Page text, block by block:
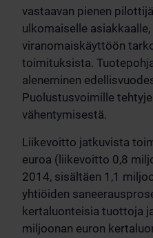
vastaavan pienen
ulkomaiselle
viranomaiskäyttöön
toimituksista.
aleneminen
Puolustusvoimille
vähentymisestä.
Liikevoitto jatkuvista
euroa (liikevoitto 0,8
2014, sisältäen 1,1
yhtiöiden
kertaluonteisia tuottoja
miljoonan euron